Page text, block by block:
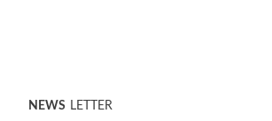
NEWS LETTER